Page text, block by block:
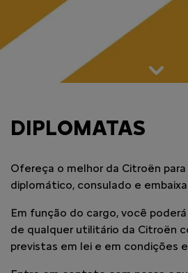
DIPLOMATAS
Ofereça o melhor da Citroën
diplomático, consulado e
Em função do cargo, você
de qualquer utilitário da Citroën
previstas em lei e em condições